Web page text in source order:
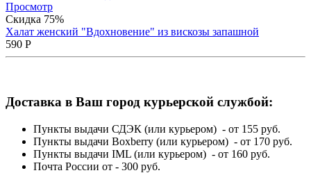
Просмотр
Скидка 75%
Халат женский "Вдохновение" из вискозы запашной
590 Р
Доставка в Ваш город курьерской службой:
Пункты выдачи СДЭК (или курьером) - от 155 руб.
Пункты выдачи Boxberry (или курьером) - от 170 руб.
Пункты выдачи IML (или курьером) - от 160 руб.
Почта России от - 300 руб.